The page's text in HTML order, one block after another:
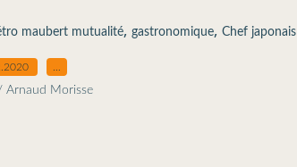
maubert mutualité, gastronomique, Chef japonais
Arnaud Morisse